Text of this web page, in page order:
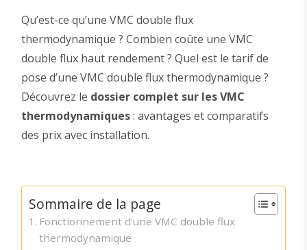
Qu’est-ce qu’une VMC double flux
thermodynamique ? Combien coûte une VMC
double flux haut rendement ? Quel est le tarif de
pose d’une VMC double flux thermodynamique ?
Découvrez le dossier complet sur les VMC
thermodynamiques: avantages et comparatifs
des prix avec installation.
Sommaire de la page
Fonctionnement d’une VMC double flux
thermodynamique